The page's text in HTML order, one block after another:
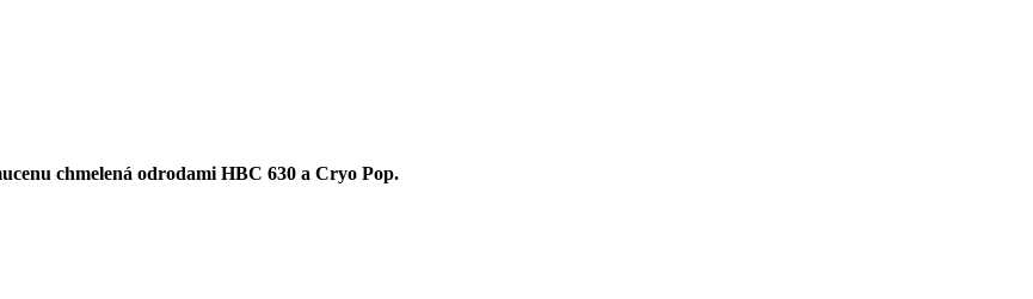
chmelená odrodami HBC 630 a Cryo Pop.